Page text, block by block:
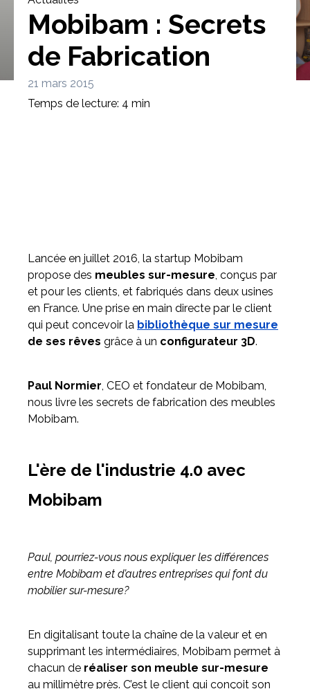
ressemble.
Bibliothèque
Meuble d'angle
Mobibam : Secrets
de Fabrication
21 mars 2015
Temps de lecture: 4 min
Lancée en juillet 2016, la startup Mobibam
propose des meubles sur-mesure, conçus par
et pour les clients, et fabriqués dans deux usines
en France. Une prise en main directe par le client
qui peut concevoir la bibliothèque sur mesure
de ses rêves grâce à un configurateur 3D.
Paul Normier, CEO et fondateur de Mobibam,
nous livre les secrets de fabrication des meubles
Mobibam.
L'ère de l'industrie 4.0 avec
Mobibam
Paul, pourriez-vous nous expliquer les différences
entre Mobibam et d’autres entreprises qui font du
mobilier sur-mesure?
En digitalisant toute la chaîne de la valeur et en
supprimant les intermédiaires, Mobibam permet à
chacun de réaliser son meuble sur-mesure
au millimètre près. C’est le client qui conçoit son